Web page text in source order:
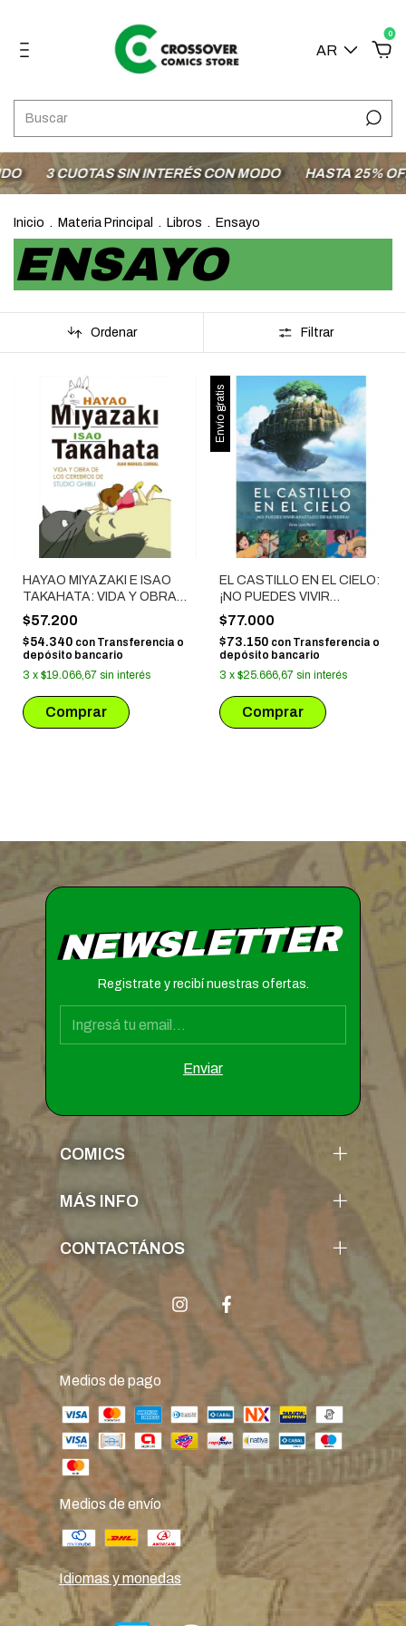
AR
0
3 CUOTAS SIN INTERÉS CON MODO HASTA 25% OFF
Inicio . Materia Principal . Libros . Ensayo
ENSAYO
Ordenar Filtrar
HAYAO MIYAZAKI E ISAO
TAKAHATA: VIDA Y OBRA
DE LOS CEREBROS DE
STUDIO GHIBLI
$57.200
$54.340 con Transferencia o
depósito bancario
3 x $19.066,67 sin interés
Envío gratis
EL CASTILLO EN EL CIELO:
¡NO PUEDES VIVIR
APARTADO DE LA TIERRA!
$77.000
$73.150 con Transferencia o
depósito bancario
3 x $25.666,67 sin interés
NEWSLETTER
Registrate y recibí nuestras ofertas.
COMICS
MÁS INFO
CONTACTÁNOS
Medios de pago
Medios de envío
Idiomas y monedas